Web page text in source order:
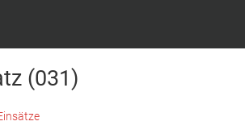
Witten –
Löscheinheit
(031)